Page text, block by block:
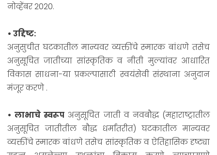
नोव्हेंबर 2020.
• उद्दिष्ट:
अनुसुचीत घटकातील मान्यवर व्यक्तींचे स्मारक बांधणे तसेच
अनुसूचित जातीच्या सांस्कृतिक व नीती मुल्यांवर आधारित
विकास साधना-या प्रकल्पासाठी स्वयंसेवी संस्थाना अनुदान
मंजूर करणे .
• लाभाचे स्वरूप अनुसूचित जाती व नवबौद्ध (महाराष्ट्रातील
अनुसूचित जातीतील बौद्ध धर्मांतरीत) घटकातील मान्यवर
व्यक्तींचे स्मारक बांधणे तसेच सांस्कृतिक व ऐतिहासिक दृष्ट्या